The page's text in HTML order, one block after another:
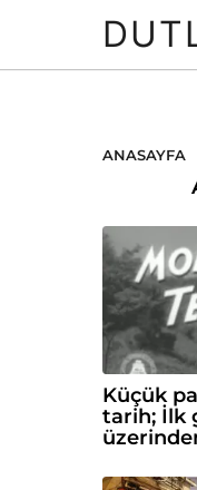
ANASAYFA
Küçük
tarih; İlk